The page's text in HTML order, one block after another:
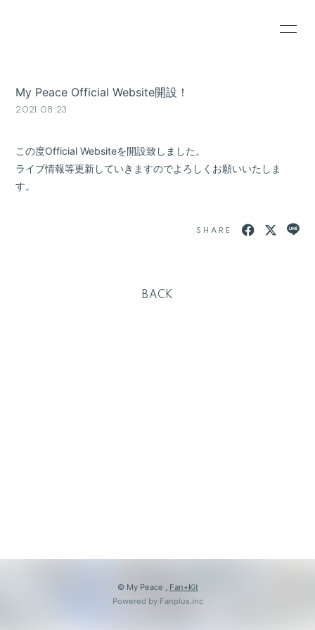
SCHEDULE PROFILE
GOODS
My Peace Official Website開設！
2021.08.23
この度Official Websiteを開設致しました。
ライブ情報等更新していきますのでよろしくお願いいたしま
す。
SHARE
BACK
© My Peace , Fan+Kit
Powered by Fanplus.inc